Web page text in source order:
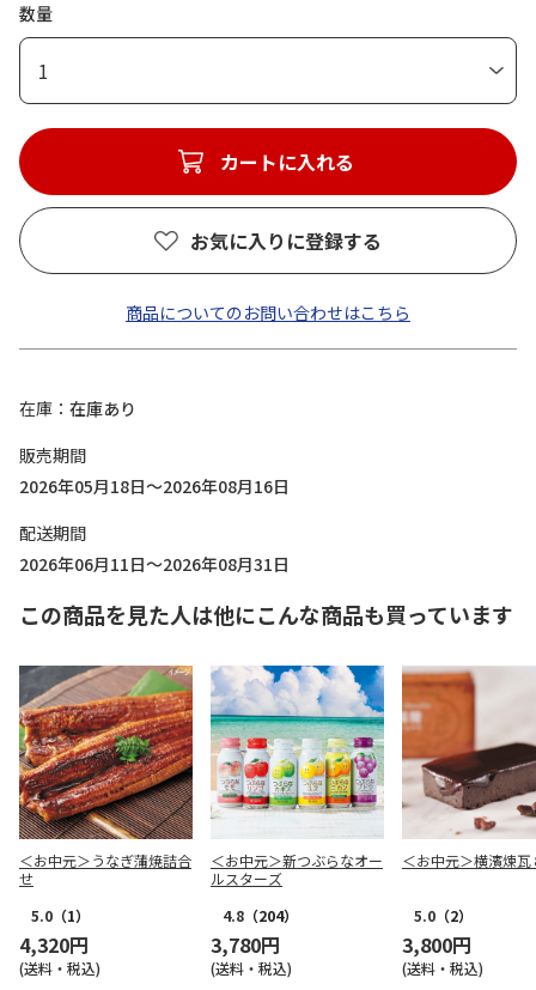
数量
1
カートに入れる
お気に入りに登録する
商品についてのお問い合わせはこちら
在庫
在庫あり
販売期間
2026年05月18日～2026年08月16日
配送期間
2026年06月11日～2026年08月31日
この商品を見た人は他にこんな商品も買っています
＜お中元＞うなぎ蒲焼詰合
せ
5.0 （1）
4,320円
(送料・税込)
＜お中元＞新つぶらなオー
ルスターズ
4.8 （204）
3,780円
(送料・税込)
＜お中元＞横濱煉瓦
5.0 （2）
3,800円
(送料・税込)